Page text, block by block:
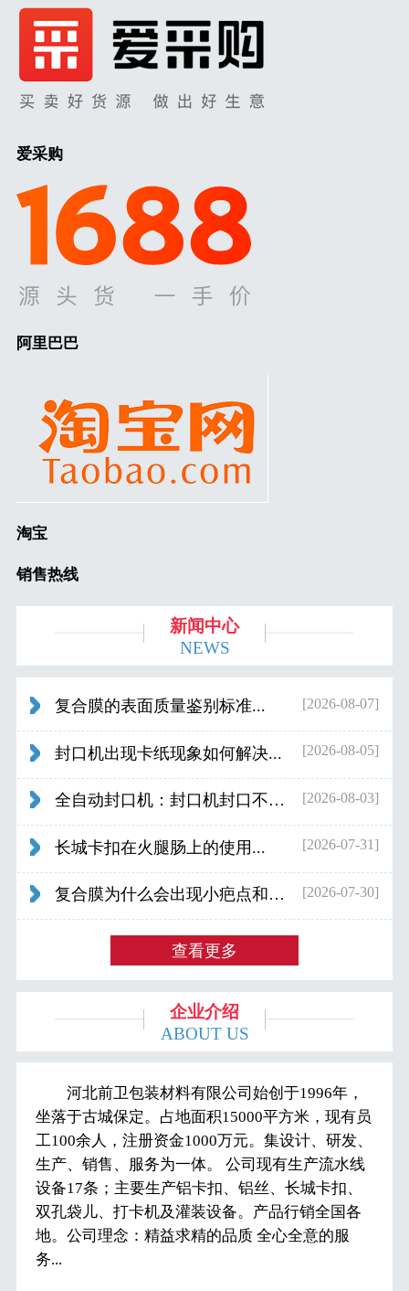
爱采购
阿里巴巴
淘宝
销售热线
新闻中心
NEWS
复合膜的表面质量鉴别标准... [2026-08-07]
封口机出现卡纸现象如何解决... [2026-08-05]
全自动封口机：封口机封口不好应检查什... [2026-08-03]
长城卡扣在火腿肠上的使用... [2026-07-31]
复合膜为什么会出现小疤点和波浪纹... [2026-07-30]
查看更多
企业介绍
ABOUT US
河北前卫包装材料有限公司始创于1996年，
坐落于古城保定。占地面积15000平方米，现有员
工100余人，注册资金1000万元。集设计、研发、
生产、销售、服务为一体。 公司现有生产流水线
设备17条；主要生产铝卡扣、铝丝、长城卡扣、
双孔袋儿、打卡机及灌装设备。产品行销全国各
地。公司理念：精益求精的品质 全心全意的服
务...